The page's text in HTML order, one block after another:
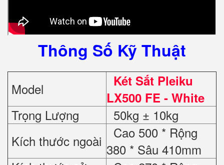
Thông Số Kỹ Thuật
Model
Két Sắt Pleiku
LX500 FE - White
Trọng Lượng
50kg ± 10kg
Kích thước ngoài
Cao 500 * Rộng
380 * Sâu 410mm